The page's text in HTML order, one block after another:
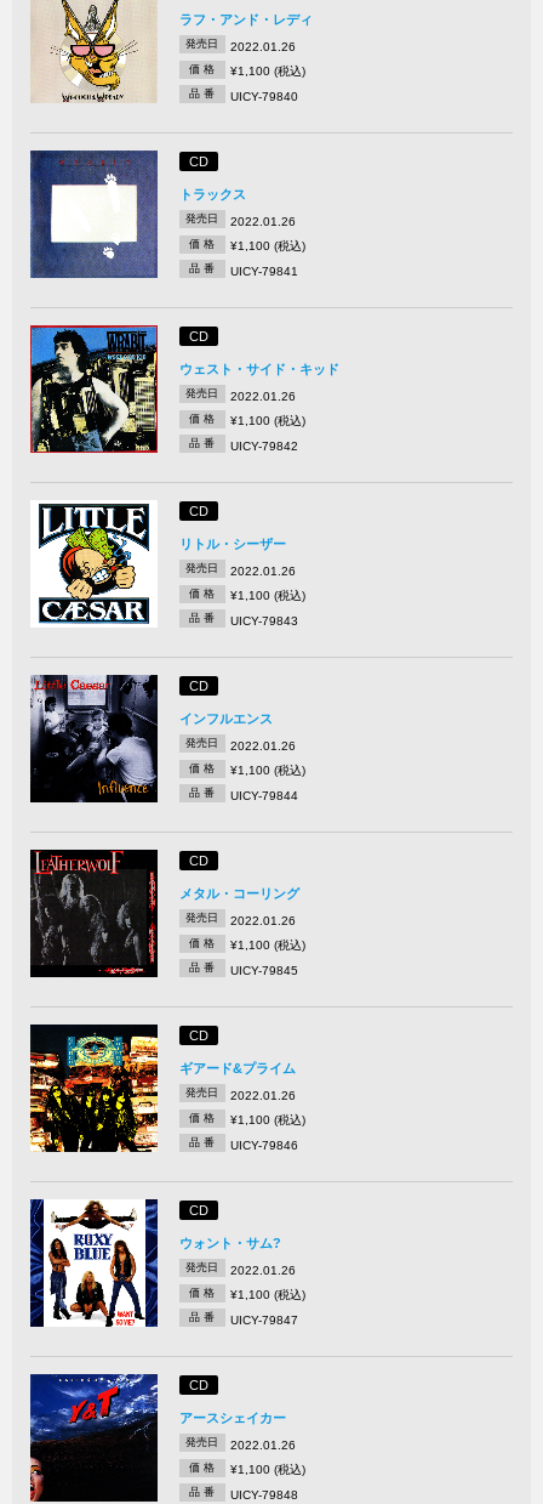
ラフ・アンド・レディ
発売日 2022.01.26
価 格 ¥1,100 (税込)
品 番 UICY-79840
CD
トラックス
発売日 2022.01.26
価 格 ¥1,100 (税込)
品 番 UICY-79841
CD
ウェスト・サイド・キッド
発売日 2022.01.26
価 格 ¥1,100 (税込)
品 番 UICY-79842
CD
リトル・シーザー
発売日 2022.01.26
価 格 ¥1,100 (税込)
品 番 UICY-79843
CD
インフルエンス
発売日 2022.01.26
価 格 ¥1,100 (税込)
品 番 UICY-79844
CD
メタル・コーリング
発売日 2022.01.26
価 格 ¥1,100 (税込)
品 番 UICY-79845
CD
ギアード&プライム
発売日 2022.01.26
価 格 ¥1,100 (税込)
品 番 UICY-79846
CD
ウォント・サム?
発売日 2022.01.26
価 格 ¥1,100 (税込)
品 番 UICY-79847
CD
アースシェイカー
発売日 2022.01.26
価 格 ¥1,100 (税込)
品 番 UICY-79848